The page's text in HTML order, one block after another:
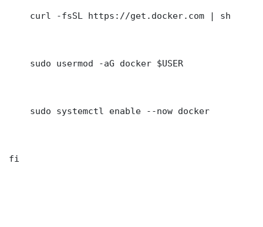
    curl -fsSL https://get.docker.com | sh
    sudo usermod -aG docker $USER
    sudo systemctl enable --now docker
fi